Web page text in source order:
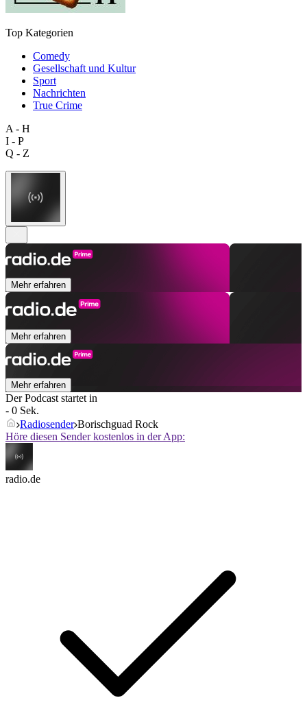
Top Kategorien
Comedy
Gesellschaft und Kultur
Sport
Nachrichten
True Crime
A - H
I - P
Q - Z
Mehr erfahren
Mehr erfahren
Mehr erfahren
Der Podcast startet in
- 0 Sek.
Radiosender Borischguad Rock
Höre diesen Sender kostenlos in der App:
radio.de